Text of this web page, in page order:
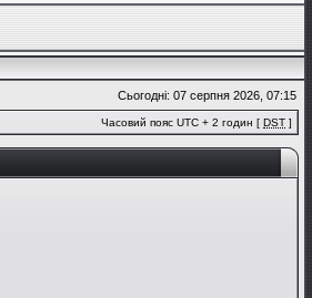
Сьогодні: 07 серпня 2026, 07:15
Часовий пояс UTC + 2 годин [ DST ]